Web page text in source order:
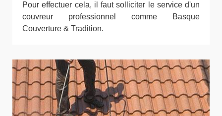
Pour effectuer cela, il faut solliciter le service d'un
couvreur professionnel comme Basque
Couverture & Tradition.